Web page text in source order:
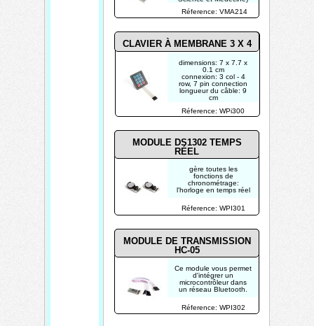
Ce module vous permet
d'intégrer un
microcontrôleur dans
un réseau Bluetooth.
Réference: WPI302
Réference: WPI301
MODULE DE TRANSMISSION
HC-05
868 et 915 MHz.
dimensions: 7 x 7.7 x
0.1 cm
connexion: 3 col - 4
row, 7 pin connection
longueur du câble: 9
cm
CLAVIER À MEMBRANE 3 X 4
Réference: VMA214
Réference: WPi300
gère toutes les
fonctions de
chronométrage:
l'horloge en temps réel
MODULE DS1302 TEMPS
RÉEL